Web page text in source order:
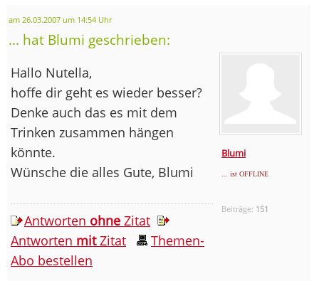
am 26.03.2007 um 14:54 Uhr
... hat Blumi geschrieben:
Blumi
... ist OFFLINE
Beiträge: 151
Hallo Nutella,
hoffe dir geht es wieder besser?
Denke auch das es mit dem
Trinken zusammen hängen
könnte.
Wünsche die alles Gute, Blumi
Antworten ohne Zitat
Antworten mitZitat
Themen-
Abo bestellen